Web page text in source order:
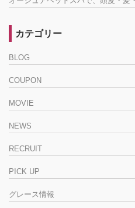
カテゴリー
BLOG
COUPON
MOVIE
NEWS
RECRUIT
PICK UP
グレース情報